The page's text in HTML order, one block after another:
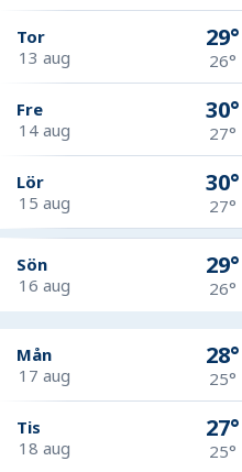
Tor
13 aug
29°
26°
Fre
14 aug
30°
27°
Lör
15 aug
30°
27°
Sön
16 aug
29°
26°
Mån
17 aug
28°
25°
Tis
18 aug
27°
25°